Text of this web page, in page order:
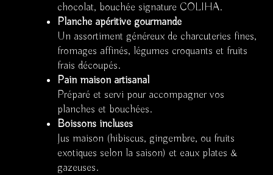
chocolat, bouchée signature COLIHA.
Planche apéritive gourmande
Un assortiment généreux de charcuteries fines,
fromages affinés, légumes croquants et fruits
frais découpés.
Pain maison artisanal
Préparé et servi pour accompagner vos
planches et bouchées.
Boissons incluses
Jus maison (hibiscus, gingembre, ou fruits
exotiques selon la saison) et eaux plates &
gazeuses.